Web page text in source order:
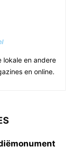
lokale en andere
en online.